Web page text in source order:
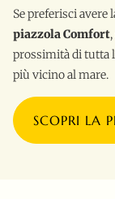
Se preferisci avere
piazzola Comfort
prossimità di tutta
più vicino al mare.
SCOPRI LA